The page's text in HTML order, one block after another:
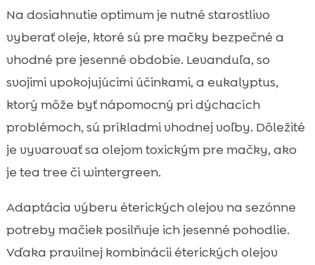
Na dosiahnutie optimum je nutné starostlivo
vyberať oleje, ktoré sú pre mačky bezpečné a
vhodné pre jesenné obdobie. Levanduľa, so
svojimi upokojujúcimi účinkami, a eukalyptus,
ktorý môže byť nápomocný pri dýchacích
problémoch, sú príkladmi vhodnej voľby. Dôležité
je vyvarovať sa olejom toxickým pre mačky, ako
je tea tree či wintergreen.
Adaptácia výberu éterických olejov na sezónne
potreby mačiek posilňuje ich jesenné pohodlie.
Vďaka pravilnej kombinácii éterických olejov